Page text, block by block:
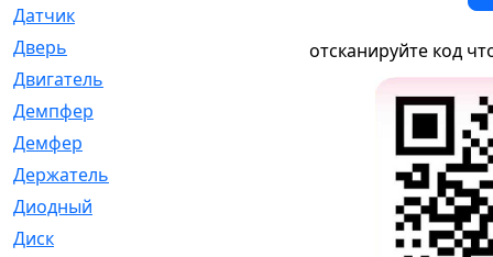
Датчик
Дверь
Двигатель
Демпфер
Демфер
Держатель
Диодный
Диск
отсканируйте код